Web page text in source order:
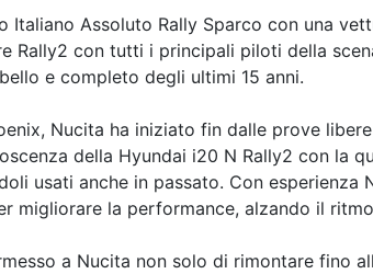
Italiano Assoluto Rally Sparco con una
Rally2 con tutti i principali piloti della
e completo degli ultimi 15 anni.
Nucita ha iniziato fin dalle prove
della Hyundai i20 N Rally2 con la
usati anche in passato. Con
migliorare la performance, alzando il
a Nucita non solo di rimontare fino